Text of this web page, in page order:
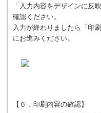
「入力内容をデザインに反
確認ください。
入力が終わりましたら「印
にお進みください。
【６．印刷内容の確認】